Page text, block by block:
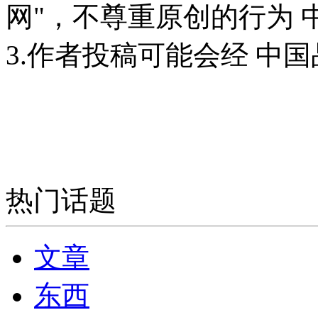
网"，不尊重原创的行为
3.作者投稿可能会经 中
热门话题
文章
东西